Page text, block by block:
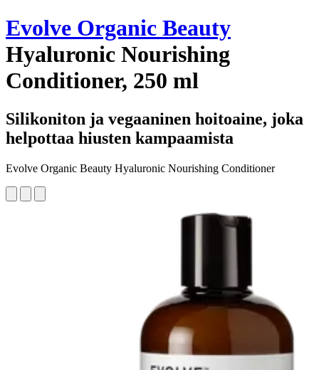
Evolve Organic Beauty
Hyaluronic Nourishing
Conditioner, 250 ml
Silikoniton ja vegaaninen hoitoaine, joka
helpottaa hiusten kampaamista
Evolve Organic Beauty Hyaluronic Nourishing Conditioner